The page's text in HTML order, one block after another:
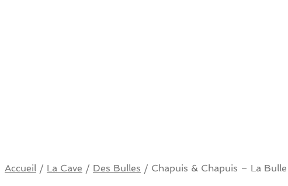
Accueil / La Cave / Des Bulles / Chapuis & Chapuis – La